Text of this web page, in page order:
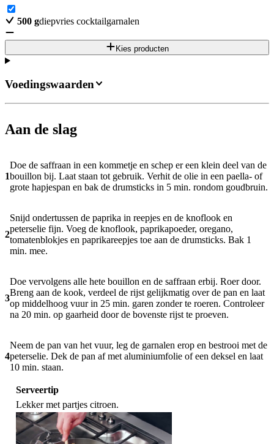
500 gdiepvries cocktailgarnalen
Kies producten
Aan de slag
1
Doe de saffraan in een kommetje en schep er een klein deel van de
bouillon bij. Laat staan tot gebruik. Verhit de olie in een paella- of
grote hapjespan en bak de drumsticks in 5 min. rondom goudbruin.
2
Snijd ondertussen de paprika in reepjes en de knoflook en
peterselie fijn. Voeg de knoflook, paprikapoeder, oregano,
tomatenblokjes en paprikareepjes toe aan de drumsticks. Bak 1
min. mee.
3
Doe vervolgens alle hete bouillon en de saffraan erbij. Roer door.
Breng aan de kook, verdeel de rijst gelijkmatig over de pan en laat
op middelhoog vuur in 25 min. garen zonder te roeren. Controleer
na 20 min. op gaarheid door de bovenste rijst te proeven.
4
Neem de pan van het vuur, leg de garnalen erop en bestrooi met de
peterselie. Dek de pan af met aluminiumfolie of een deksel en laat
10 min. staan.
Serveertip
Lekker met partjes citroen.
Voedingswaarden